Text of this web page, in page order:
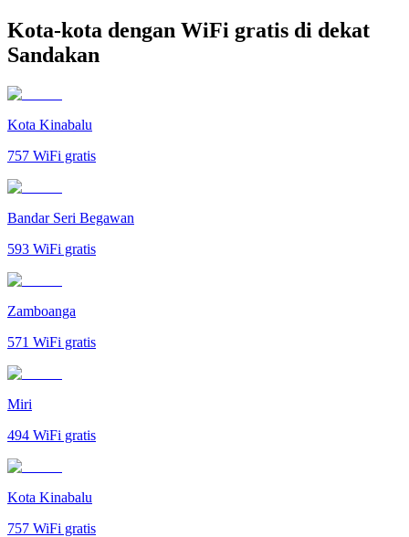
Kota-kota dengan WiFi gratis di dekat
Sandakan
Kota Kinabalu
757 WiFi gratis
Bandar Seri Begawan
593 WiFi gratis
Zamboanga
571 WiFi gratis
Miri
494 WiFi gratis
Kota Kinabalu
757 WiFi gratis